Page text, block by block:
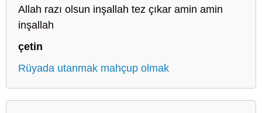
Allah razı olsun inşallah tez çıkar amin amin
inşallah
çetin
Rüyada utanmak mahçup olmak